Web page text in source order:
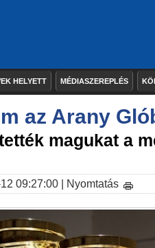
HELYETT MÉDIASZEREPLÉS
az Arany
magukat a
09:27:00 | Nyomtatás